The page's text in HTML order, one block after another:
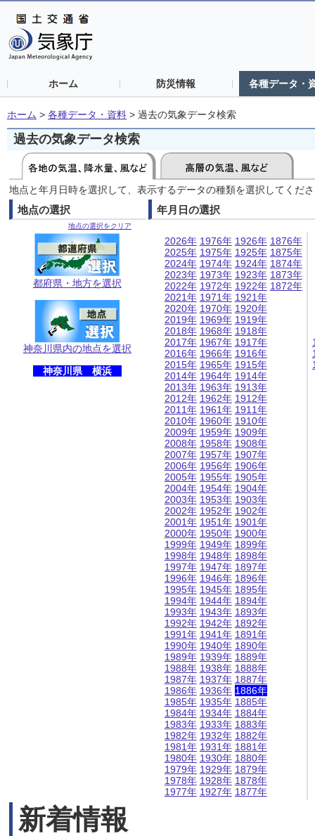
ホーム 防災情報 各種データ・
ホーム > 各種データ・資料 > 過去の気象データ検索
過去の気象データ検索
地点と年月日時を選択して、表示するデータの種類を選択してくだ
地点の選択
地点の選択をクリア
都府県・地方を選択
神奈川県内の地点を選択
神奈川県 横浜
年月日の選択
2026年
2025年
2024年
2023年
2022年
2021年
2020年
2019年
2018年
2017年
2016年
2015年
2014年
2013年
2012年
2011年
2010年
2009年
2008年
2007年
2006年
2005年
2004年
2003年
2002年
2001年
2000年
1999年
1998年
1997年
1996年
1995年
1994年
1993年
1992年
1991年
1990年
1989年
1988年
1987年
1986年
1985年
1984年
1983年
1982年
1981年
1980年
1979年
1978年
1977年
1976年
1975年
1974年
1973年
1972年
1971年
1970年
1969年
1968年
1967年
1966年
1965年
1964年
1963年
1962年
1961年
1960年
1959年
1958年
1957年
1956年
1955年
1954年
1953年
1952年
1951年
1950年
1949年
1948年
1947年
1946年
1945年
1944年
1943年
1942年
1941年
1940年
1939年
1938年
1937年
1936年
1935年
1934年
1933年
1932年
1931年
1930年
1929年
1928年
1927年
1926年
1925年
1924年
1923年
1922年
1921年
1920年
1919年
1918年
1917年
1916年
1915年
1914年
1913年
1912年
1911年
1910年
1909年
1908年
1907年
1906年
1905年
1904年
1903年
1902年
1901年
1900年
1899年
1898年
1897年
1896年
1895年
1894年
1893年
1892年
1891年
1890年
1889年
1888年
1887年
1886年
1885年
1884年
1883年
1882年
1881年
1880年
1879年
1878年
1877年
1876年
1875年
1874年
1873年
1872年
新着情報